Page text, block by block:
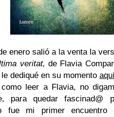
enero salió a la venta la
veritat, de Flavia
dediqué en su momento
leer a Flavia, no
para quedar
fue mi primer encuentro